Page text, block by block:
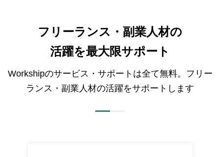
フリーランス・副業人材の
活躍を最大限サポート
Workshipのサービス・サポートは全て無料。フリー
ランス・副業人材の活躍をサポートします